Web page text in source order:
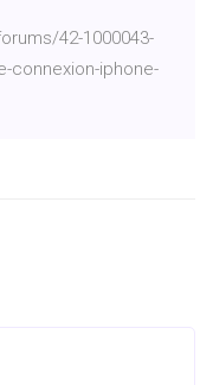
42-1000043-
connexion-iphone-